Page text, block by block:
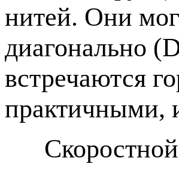
нитей. Они
диагонально
встречаются
практичными,
Скоростной